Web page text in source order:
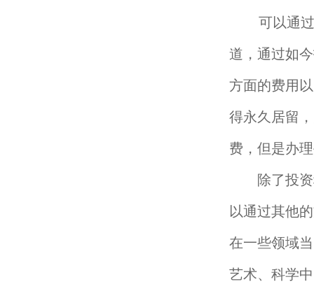
可以通过
道，通过如
方面的费用
得永久居留
费，但是办
除了投资
以通过其他
在一些领域
艺术、科学